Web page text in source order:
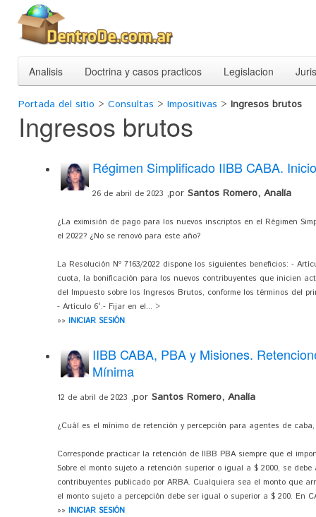
Analisis Doctrina y casos practicos Legislacion
Portada del sitio > Consultas > Impositivas > Ingresos brutos
Ingresos brutos
Régimen Simplificado IIBB CABA.
26 de abril de 2023 ,por Santos Romero, Analía
¿La eximisión de pago para los nuevos inscriptos en el Régimen
el 2022? ¿No se renovó para este año?
La Resolución Nº 7163/2022 dispone los siguientes beneficios: -
cuota, la bonificación para los nuevos contribuyentes que inicien
del Impuesto sobre los Ingresos Brutos, conforme los términos del
- Artículo 6°.- Fijar en el... >
»» INICIAR SESIÓN
IIBB CABA, PBA y Misiones.
Mínima
12 de abril de 2023 ,por Santos Romero, Analía
¿Cuál es el mínimo de retención y percepción para agentes de
Corresponde practicar la retención de IIBB PBA siempre que el
Sobre el monto sujeto a retención superior o igual a $ 2000, se
contribuyentes publicado por ARBA. Cualquiera sea el monto que
el monto sujeto a percepción debe ser igual o superior a $ 200. En
»» INICIAR SESIÓN